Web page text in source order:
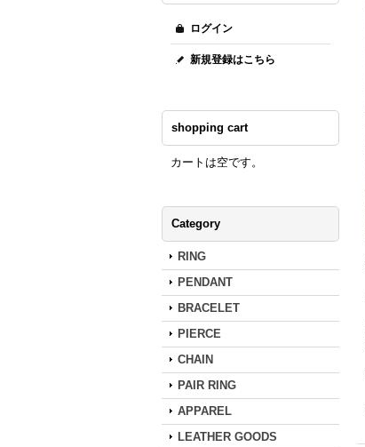
ログイン
新規登録はこちら
shopping cart
カートは空です。
Category
RING
PENDANT
BRACELET
PIERCE
CHAIN
PAIR RING
APPAREL
LEATHER GOODS